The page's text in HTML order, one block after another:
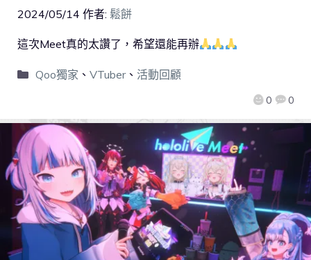
2024/05/14 作者: 鬆餅
0 0
這次Meet真的太讚了，希望還能再辦
Qoo獨家 、 VTuber、 活動回顧